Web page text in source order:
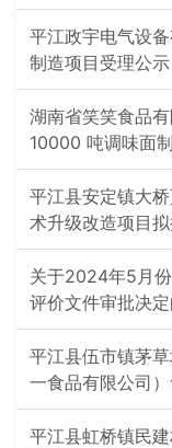
平江政宇电气设
制造项目受理公示
湖南省笑笑食品
10000 吨调味面
平江县安定镇大
术升级改造项目
关于2024年5月
评价文件审批决定
平江县伍市镇茅
一食品有限公司
平江县虹桥镇民